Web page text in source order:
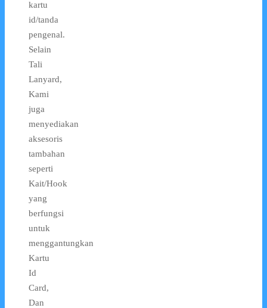
kartu
id/tanda
pengenal.
Selain
Tali
Lanyard,
Kami
juga
menyediakan
aksesoris
tambahan
seperti
Kait/Hook
yang
berfungsi
untuk
menggantungkan
Kartu
Id
Card,
Dan